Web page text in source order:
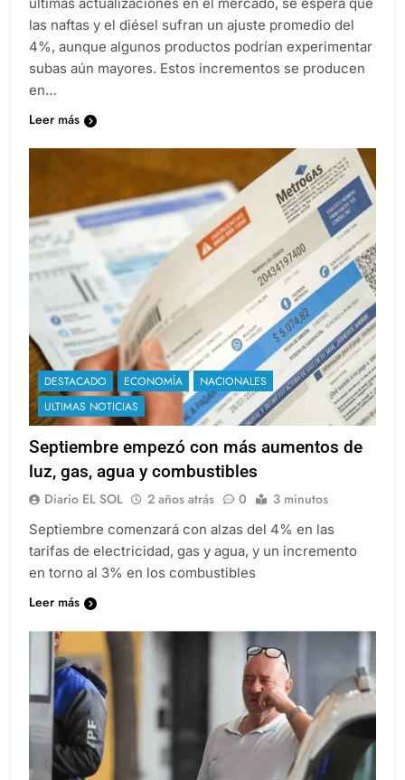
las naftas y el diésel sufran un ajuste promedio del
4%, aunque algunos productos podrían experimentar
subas aún mayores. Estos incrementos se producen
en…
Leer más
DESTACADO ECONOMÍA
NACIONALES
ULTIMAS NOTICIAS
Septiembre empezó con más aumentos de
luz, gas, agua y combustibles
Diario EL SOL 2 años atrás 0 3 minutos
Septiembre comenzará con alzas del 4% en las
tarifas de electricidad, gas y agua, y un incremento
en torno al 3% en los combustibles
Leer más